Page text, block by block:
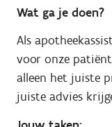
Wat ga je doen?
Als
voor onze
alleen het juiste
juiste advies